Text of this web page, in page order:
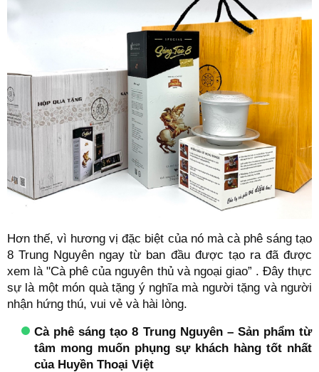
Hơn thế, vì hương vị đặc biệt của nó mà cà phê sáng tạo
8 Trung Nguyên ngay từ ban đầu được tạo ra đã được
xem là "Cà phê của nguyên thủ và ngoại giao” . Đây thực
sự là một món quà tặng ý nghĩa mà người tặng và người
nhận hứng thú, vui vẻ và hài lòng.
Cà phê sáng tạo 8 Trung Nguyên – Sản phẩm từ
tâm mong muốn phụng sự khách hàng tốt nhất
của Huyền Thoại Việt